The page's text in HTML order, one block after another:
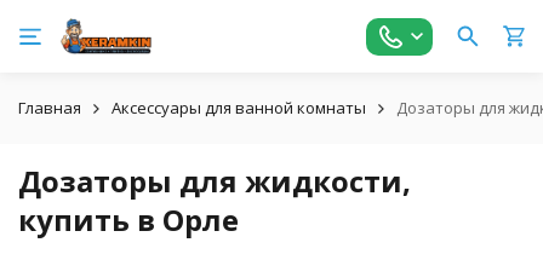
Главная Аксессуары для ванной комнаты Дозаторы для
Дозаторы для жидкости,
купить в Орле